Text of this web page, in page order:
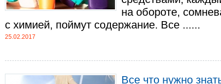
на обороте,
с химией, поймут содержание. Все ......
25.02.2017
Все что нужно